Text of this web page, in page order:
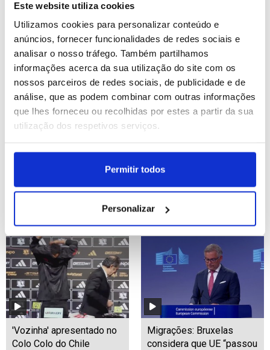
Este website utiliza cookies
Utilizamos cookies para personalizar conteúdo e
anúncios, fornecer funcionalidades de redes sociais e
analisar o nosso tráfego. Também partilhamos
informações acerca da sua utilização do site com os
nossos parceiros de redes sociais, de publicidade e de
análise, que as podem combinar com outras informações
que lhes forneceu ou recolhidas por estes a partir da sua
utilização dos respetivos serviços.
Permitir todos
Personalizar
ID: 47566521 Date: 05/08/2026 09:30 ID: 47566477 Date: 05/08/2026 09:13
Guatemala em alerta
máximo com vulcão do
Date: 05/08/2026 09:08
Bolsa de Tóquio fecha
com Nikkei a ganhar
ID: 47566416
'Vozinha' apresentado no
Colo Colo do Chile
Migrações: Bruxelas
considera que UE “passou